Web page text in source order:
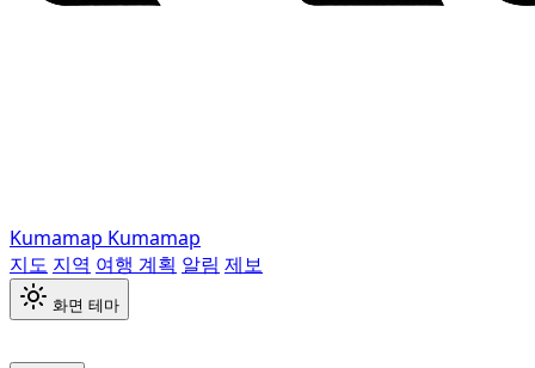
Kumamap Kumamap
지도 지역 여행 계획 알림 제보
화면 테마